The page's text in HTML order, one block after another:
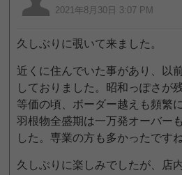
2021年8月30日 3:07 PM
久しぶりに覗いて来ました。
近くに住んでいた事があり、以
しておりました。昭和っぽさが
等価の頃、ボーダー越えも頻繁
羽根物全盛期は一万発オーバー
した。専業の方も多かったですね
久しぶりに楽しみでしたが、店